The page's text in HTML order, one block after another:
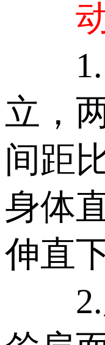
1.
立，
间距
身体
伸直
2.